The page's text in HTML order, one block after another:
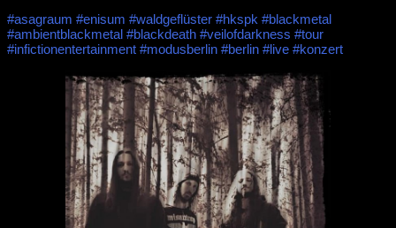
#asagraum #enisum #waldgeflüster #hkspk #blackmetal
#ambientblackmetal #blackdeath #veilofdarkness #tour
#infictionentertainment #modusberlin #berlin #live #konzert